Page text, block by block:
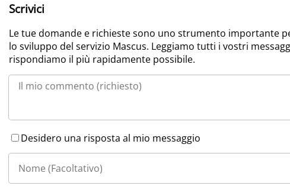
Scrivici
Le tue domande e richieste sono uno strumento importante
lo sviluppo del servizio Mascus. Leggiamo tutti i vostri
rispondiamo il più rapidamente possibile.
Desidero una risposta al mio messaggio